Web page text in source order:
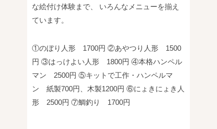
な絵付け体験まで、
いろんなメニューを揃え
ています。
①のぼり人形 1700円 ②あやつり人形 1500
円 ③はっけよい人形 1800円 ④本格ハンペル
マン 2500円 ⑤キットで工作・ハンペルマ
ン 紙製700円、木製1200円 ⑥にょきにょき人
形 2500円 ⑦鯛釣り 1700円